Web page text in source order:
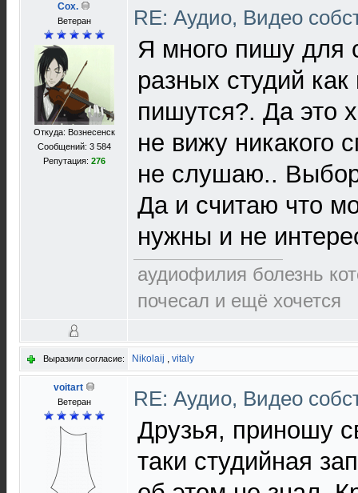
Cox.
Ветеран
Откуда: Вознесенск
Сообщений: 3 584
Репутация: 276
RE: Аудио, Видео
Я много пишу для
разных студий
пишутся?. Да это
не вижу никакого
не слушаю..
Да и считаю что
нужны и не
аудиофилия болезнь
почесал и ещё хочется
Выразили согласие: Nikolaij , vitaly
voitart
Ветеран RE: Аудио, Видео
Друзья, приношу
таки студийная